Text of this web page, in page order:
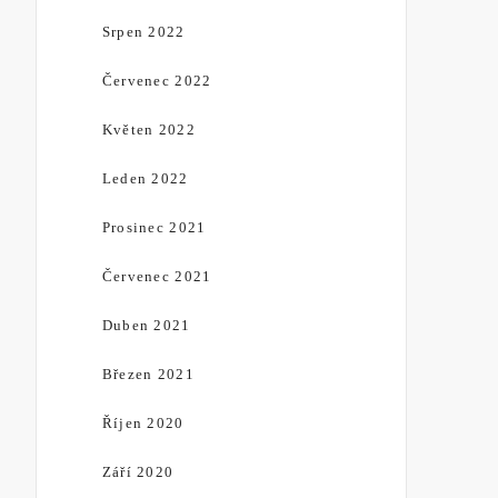
Srpen 2022
Červenec 2022
Květen 2022
Leden 2022
Prosinec 2021
Červenec 2021
Duben 2021
Březen 2021
Říjen 2020
Září 2020